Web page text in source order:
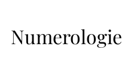
Numerologie